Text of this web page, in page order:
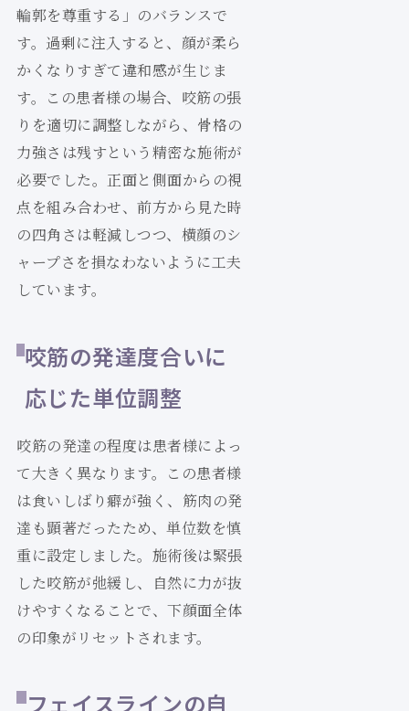
輪郭を尊重する」のバランスで
す。過剰に注入すると、顔が柔ら
かくなりすぎて違和感が生じま
す。この患者様の場合、咬筋の張
りを適切に調整しながら、骨格の
力強さは残すという精密な施術が
必要でした。正面と側面からの視
点を組み合わせ、前方から見た時
の四角さは軽減しつつ、横顔のシ
ャープさを損なわないように工夫
しています。
咬筋の発達度合いに
応じた単位調整
咬筋の発達の程度は患者様によっ
て大きく異なります。この患者様
は食いしばり癖が強く、筋肉の発
達も顕著だったため、単位数を慎
重に設定しました。施術後は緊張
した咬筋が弛緩し、自然に力が抜
けやすくなることで、下顔面全体
の印象がリセットされます。
フェイスラインの自